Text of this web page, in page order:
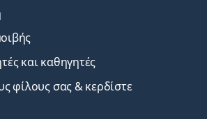
και καθηγητές
φίλους σας & κερδίστε